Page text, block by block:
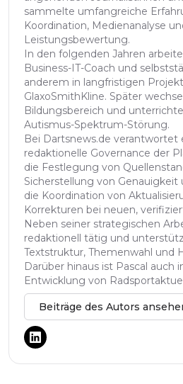
sammelte umfangreiche
Koordination, Medienanalyse
Leistungsbewertung.
In den folgenden Jahren
Business-IT-Coach und
anderem in langfristigen
GlaxoSmithKline. Später
Bildungsbereich und
Autismus-Spektrum-Störung.
Bei Dartsnews.de verantwortet
redaktionelle Governance der
die Festlegung von
Sicherstellung von Genauigkeit
die Koordination von
Korrekturen bei neuen,
Neben seiner strategischen
redaktionell tätig und
Textstruktur, Themenwahl und
Darüber hinaus ist Pascal auch
Entwicklung von
Beiträge des Autors